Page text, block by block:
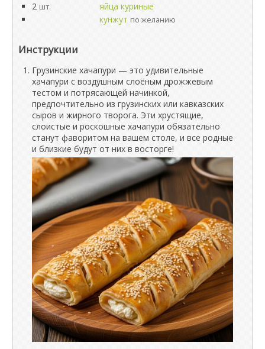
2 шт.
яйца куриные
кунжут по желанию
Инструкции
Грузинские хачапури — это удивительные
хачапури с воздушным слоёным дрожжевым
тестом и потрясающей начинкой,
предпочтительно из грузинских или кавказских
сыров и жирного творога. Эти хрустящие,
слоистые и роскошные хачапури обязательно
станут фаворитом на вашем столе, и все родные
и близкие будут от них в восторге!